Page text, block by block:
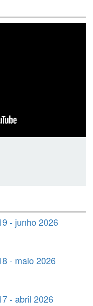
- junho 2026
- maio 2026
- abril 2026